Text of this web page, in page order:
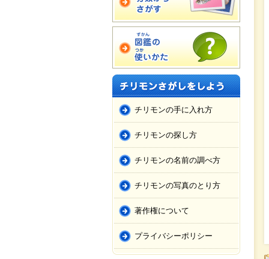
チリモンの手に入れ方
チリモンの探し方
チリモンの名前の調べ方
チリモンの写真のとり方
著作権について
プライバシーポリシー